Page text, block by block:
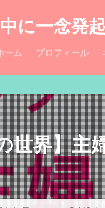
に一念発
ーム プロフィール
世界】主